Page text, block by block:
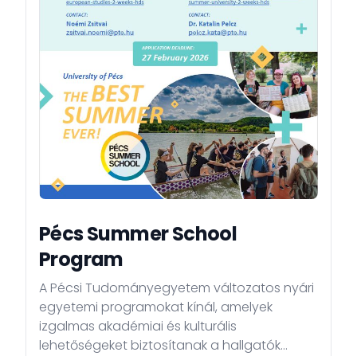
Pécs Summer School
Program
A Pécsi Tudományegyetem változatos nyári
egyetemi programokat kínál, amelyek
izgalmas akadémiai és kulturális
lehetőségeket biztosítanak a hallgatók